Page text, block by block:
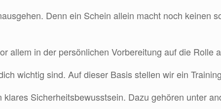
Denn ein Schein allein macht noch
allem in der persönlichen Vorbereitung auf die Rolle
wichtig sind. Auf dieser Basis stellen wir ein
Sicherheitsbewusstsein. Dazu gehören unter